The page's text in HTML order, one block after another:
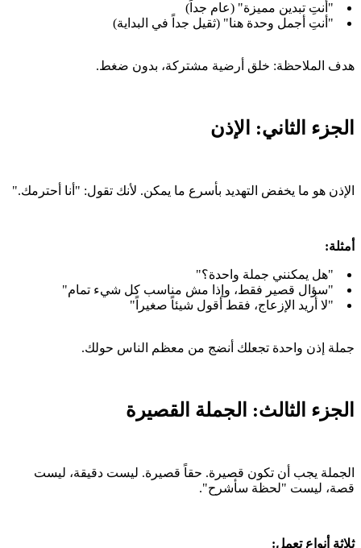
"أنتِ تبدين مميزة" (عام جداً)
"أنتِ أجمل وحدة هنا" (ثقيل جداً في البداية)
هدف الملاحظة: خلق أرضية مشتركة، بدون ضغط.
الجزء الثاني: الإذن
الإذن هو ما يخفض التهديد بأسرع ما يمكن. لأنك تقول: "أنا أحترمك."
أمثلة:
"هل يمكنني جملة واحدة؟"
"سؤال قصير فقط، وإذا مش مناسب كل شيء تمام"
"لا أريد الإزعاج، فقط أقول شيئاً صغيراً"
جملة إذن واحدة تجعلك أنضج من معظم الناس حولك.
الجزء الثالث: الجملة القصيرة
الجملة يجب أن تكون قصيرة. حقاً قصيرة. ليست دقيقة، ليست
قصة، ليست "لحظة سأشرح".
ثلاثة أنواع تعمل: